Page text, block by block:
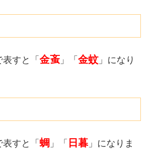
すと「 金蚉 」「 金蚊」になり
すと「 蜩 」「 日暮 」になりま